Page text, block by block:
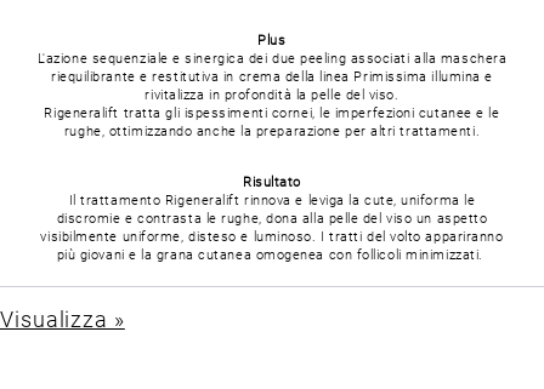
Plus
L'azione sequenziale e sinergica dei due peeling associati alla maschera
riequilibrante e restitutiva in crema della linea Primissima illumina e
rivitalizza in profondità la pelle del viso.
Rigeneralift tratta gli ispessimenti cornei, le imperfezioni cutanee e le
rughe, ottimizzando anche la preparazione per altri trattamenti.
Risultato
Il trattamento Rigeneralift rinnova e leviga la cute, uniforma le
discromie e contrasta le rughe, dona alla pelle del viso un aspetto
visibilmente uniforme, disteso e luminoso. I tratti del volto appariranno
più giovani e la grana cutanea omogenea con follicoli minimizzati.
Visualizza »